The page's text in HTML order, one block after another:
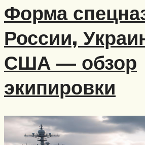
Форма
России,
США — обзор
экипировки